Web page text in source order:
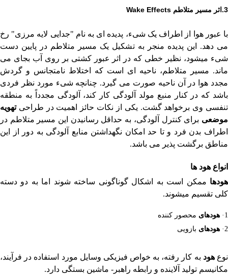
3. اثر مسیر متلاطم Wake Effects
با عبور هوا از اطراف یک شیء، پدیده ای به نام "جدایی لایه مرزی" رخ
می دهد. این پدیده منجر به تشکیل یک مسیر متلاطم در پایین دست
شیء میشود، نظیر خطی که در اثر عبور کشتی بر روی آب بجای می
ماند. مسیر متلاطم، ناحیه ای است که اختلاط نامتجانس و گردش
مجدد هوا در آن ناحیه صورت می گیرد. چنانچه شیء مورد نظر فردی
باشد که در کنار منبع مولد آلودگی کار کند، آلودگی مجدداً به منطقه
تنفسی وی برخواهد گشت. یکی از نکات حائز اهمیت در طراحیتهویه
موضعی برای کنترل آلودگی، به حداقل رسانیدن این مسیر متلاطم در
اطراف بدن فرد و تا حد امکان نگهداشتن منابع آلودگی به دور از این
مناطق برگشت پذیر می باشد.
انواع هود ها
هودها ممکن است به اشکال گوناگونی ساخته شوند اما به دو دسته
کلی تقسیم میشوند.
1· هودهای محصور کننده
2·
هودهای بازویی
نوعهود به کار رفته، به خواص فیزیکی وسایل مورد استفاده در فرآیند،
مکانیسم تولید آلاینده و رابطه راهبر- ماشین بستگی دارد.